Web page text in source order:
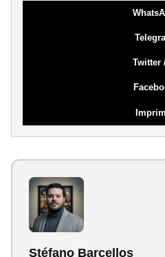
Twitter
Stéfano Barcellos